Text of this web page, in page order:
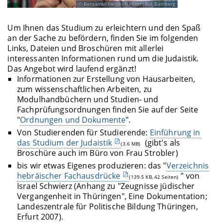
Benjamin Herges/Universität Bamberg
Um Ihnen das Studium zu erleichtern und den Spaß
an der Sache zu befördern, finden Sie im folgenden
Links, Dateien und Broschüren mit allerlei
interessanten Informationen rund um die Judaistik.
Das Angebot wird laufend ergänzt!
Informationen zur Erstellung von Hausarbeiten,
zum wissenschaftlichen Arbeiten, zu
Modulhandbüchern und Studien- und
Fachprüfungsordnungen finden Sie auf der Seite
"Ordnungen und Dokumente".
Von Studierenden für Studierende: Einführung in
das Studium der Judaistik
(3.6 MB)
(gibt's als
Broschüre auch im Büro von Frau Strobler)
bis wir etwas Eigenes produzieren: das "Verzeichnis
hebräischer Fachausdrücke
(139.5 KB, 42 Seiten) " von
Israel Schwierz (Anhang zu "Zeugnisse jüdischer
Vergangenheit in Thüringen", Eine Dokumentation;
Landeszentrale für Politische Bildung Thüringen,
Erfurt 2007).